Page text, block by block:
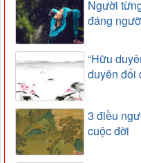
Người
đáng
“Hữu
duyên đối
3 điều
cuộc đời